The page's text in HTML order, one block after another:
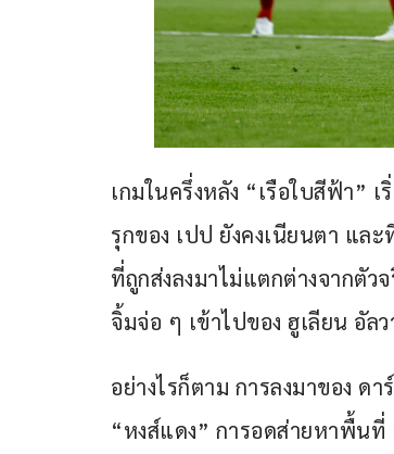
เกมในครึ่งหลัง “เรือใบสีฟ้า”
รุกของ เปป ยังคงเนียนตา แล
ที่ถูกส่งลงมาไม่แตกต่างจากตัว
จิ้มจ่อ ๆ เข้าไปของ ฮูเลียน อัล
อย่างไรก็ตาม การลงมาของ
“หงส์แดง” การอดส่ายหาพื้นที่